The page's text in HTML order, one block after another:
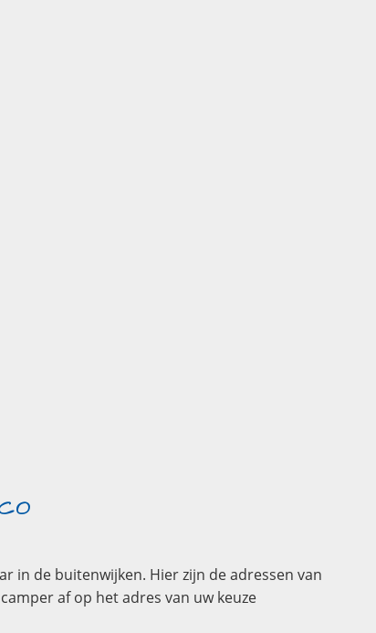
in de buitenwijken. Hier zijn de adressen van
af op het adres van uw keuze